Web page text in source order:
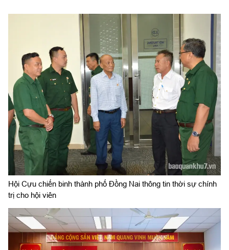
Hội Cựu chiến binh thành phố Đồng Nai thông tin thời sự chính
trị cho hội viên